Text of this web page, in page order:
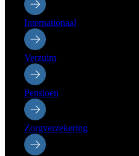
Internationaal
Verzuim
Pensioen
Zorgverzekering